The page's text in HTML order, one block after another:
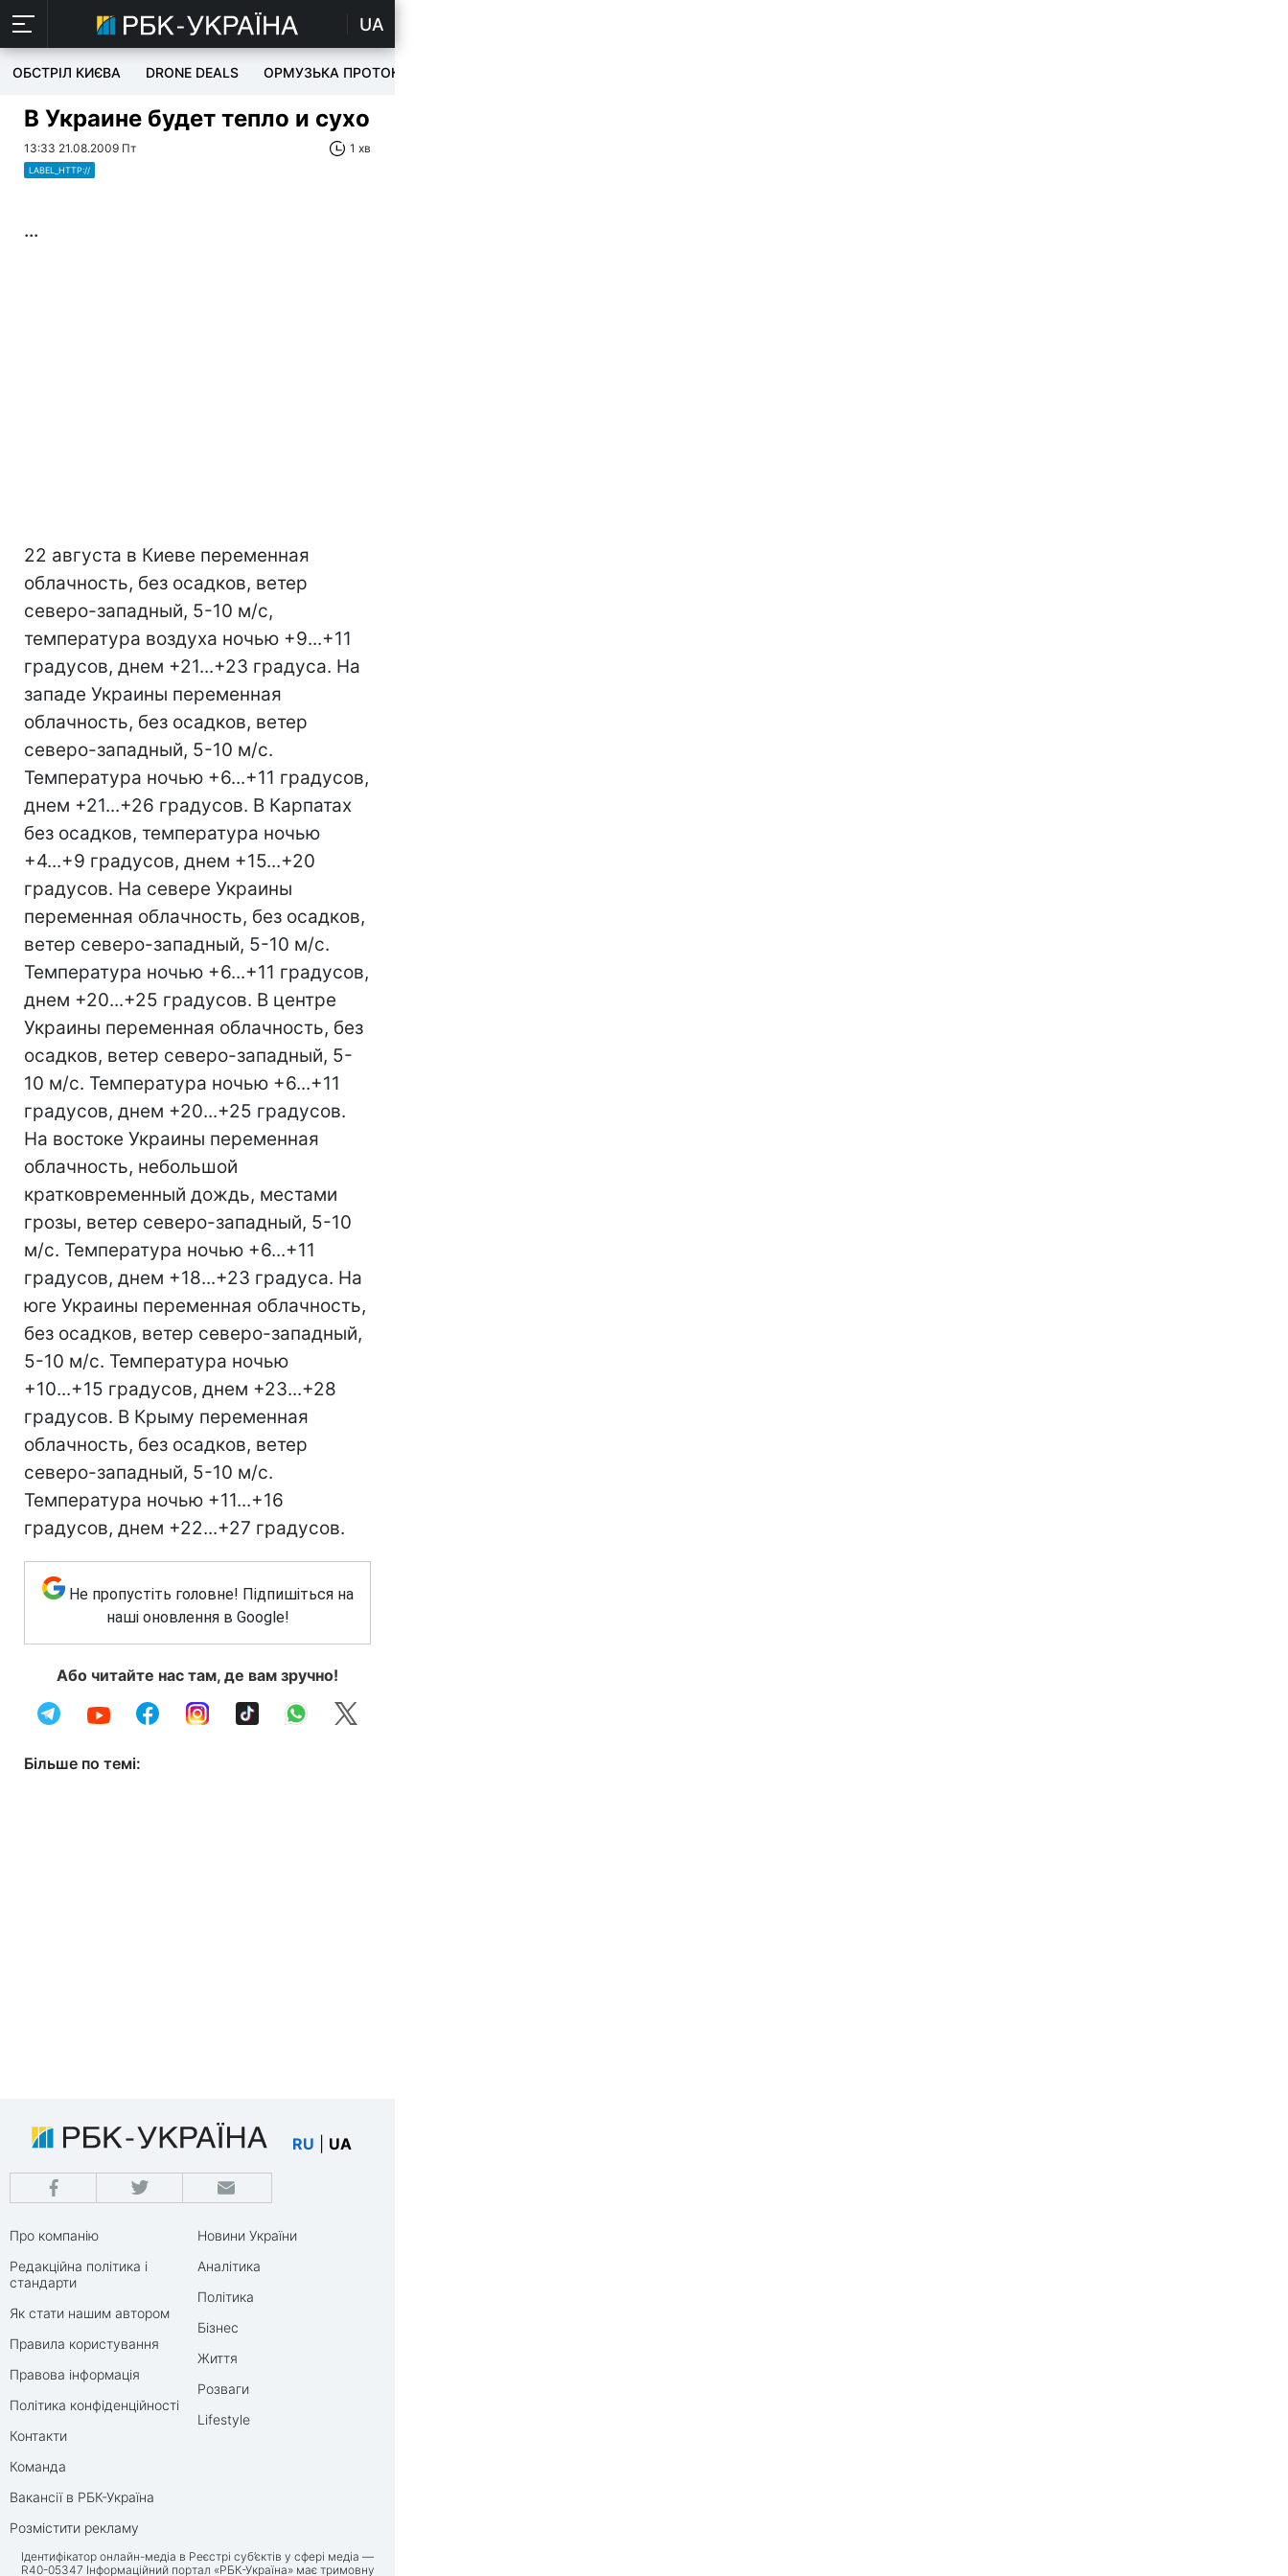
UA
ОБСТРІЛ КИЄВА DRONE DEALS ОРМУЗЬКА ПРОТОКА
В Украине будет тепло и сухо
13:33 21.08.2009 Пт 1 хв
LABEL_HTTP://
...
22 августа в Киеве переменная
облачность, без осадков, ветер
северо-западный, 5-10 м/с,
температура воздуха ночью +9...+11
градусов, днем +21...+23 градуса. На
западе Украины переменная
облачность, без осадков, ветер
северо-западный, 5-10 м/с.
Температура ночью +6...+11 градусов,
днем +21...+26 градусов. В Карпатах
без осадков, температура ночью
+4...+9 градусов, днем +15...+20
градусов. На севере Украины
переменная облачность, без осадков,
ветер северо-западный, 5-10 м/с.
Температура ночью +6...+11 градусов,
днем +20...+25 градусов. В центре
Украины переменная облачность, без
осадков, ветер северо-западный, 5-
10 м/с. Температура ночью +6...+11
градусов, днем +20...+25 градусов.
На востоке Украины переменная
облачность, небольшой
кратковременный дождь, местами
грозы, ветер северо-западный, 5-10
м/с. Температура ночью +6...+11
градусов, днем +18...+23 градуса. На
юге Украины переменная облачность,
без осадков, ветер северо-западный,
5-10 м/с. Температура ночью
+10...+15 градусов, днем +23...+28
градусов. В Крыму переменная
облачность, без осадков, ветер
северо-западный, 5-10 м/с.
Температура ночью +11...+16
градусов, днем +22...+27 градусов.
Не пропустіть головне! Підпишіться на
наші оновлення в Google!
Або читайте нас там, де вам зручно!
Більше по темі:
RU UA
Про компанію
Редакційна політика і
стандарти
Як стати нашим автором
Правила користування
Правова інформація
Політика конфіденційності
Контакти
Команда
Вакансії в РБК-Україна
Розмістити рекламу
Новини України
Аналітика
Політика
Бізнес
Життя
Розваги
Lifestyle
Ідентифікатор онлайн-медіа в Реєстрі суб’єктів у сфері медіа —
R40-05347 Інформаційний портал «РБК-Україна» має тримовну